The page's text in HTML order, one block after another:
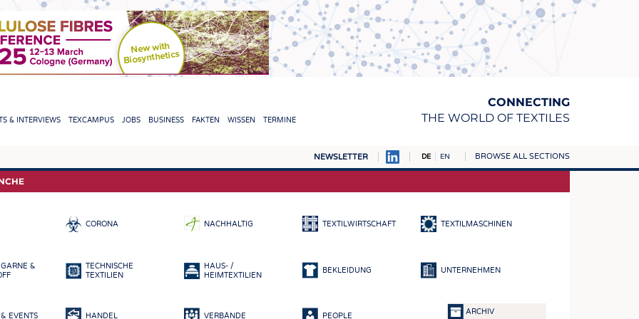
CONNECTING
THE WORLD OF TEXTILES
& INTERVIEWS TEXCAMPUS JOBS BUSINESS FAKTEN WISSEN TERMINE
NEWSLETTER DE EN BROWSE ALL SECTIONS
TEXTILE LEADERSHIP FASERN
GEWEBE
CORONA NACHHALTIG TEXTILWIRTSCHAFT TEXTILMASCHINEN
&
TECHNISCHE
TEXTILIEN
HAUS- /
HEIMTEXTILIEN
BEKLEIDUNG UNTERNEHMEN
EVENTS HANDEL VERBÄNDE PEOPLE ARCHIV